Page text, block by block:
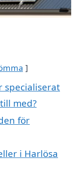
specialiserat
med?
för
i Harlösa